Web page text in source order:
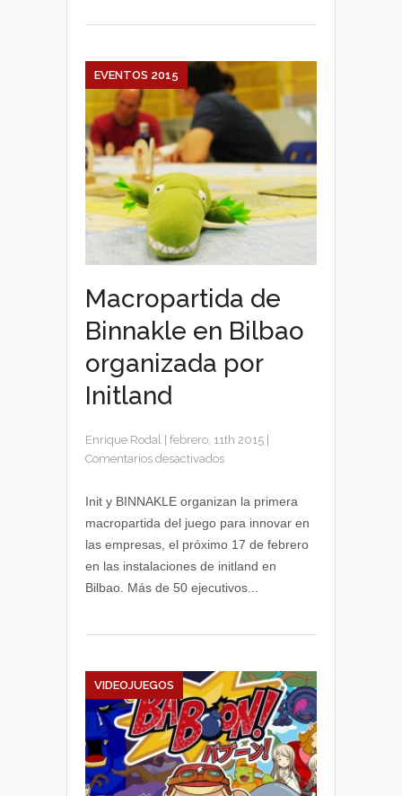
EVENTOS 2015
Macropartida de
Binnakle en Bilbao
organizada por
Initland
Enrique Rodal febrero, 11th 2015
Comentarios desactivadosen
Bilbao
organizada
por
Init y BINNAKLE organizan la primera
macropartida del juego para innovar en
las empresas, el próximo 17 de febrero
en las instalaciones de initland en
Bilbao. Más de 50 ejecutivos...
VIDEOJUEGOS